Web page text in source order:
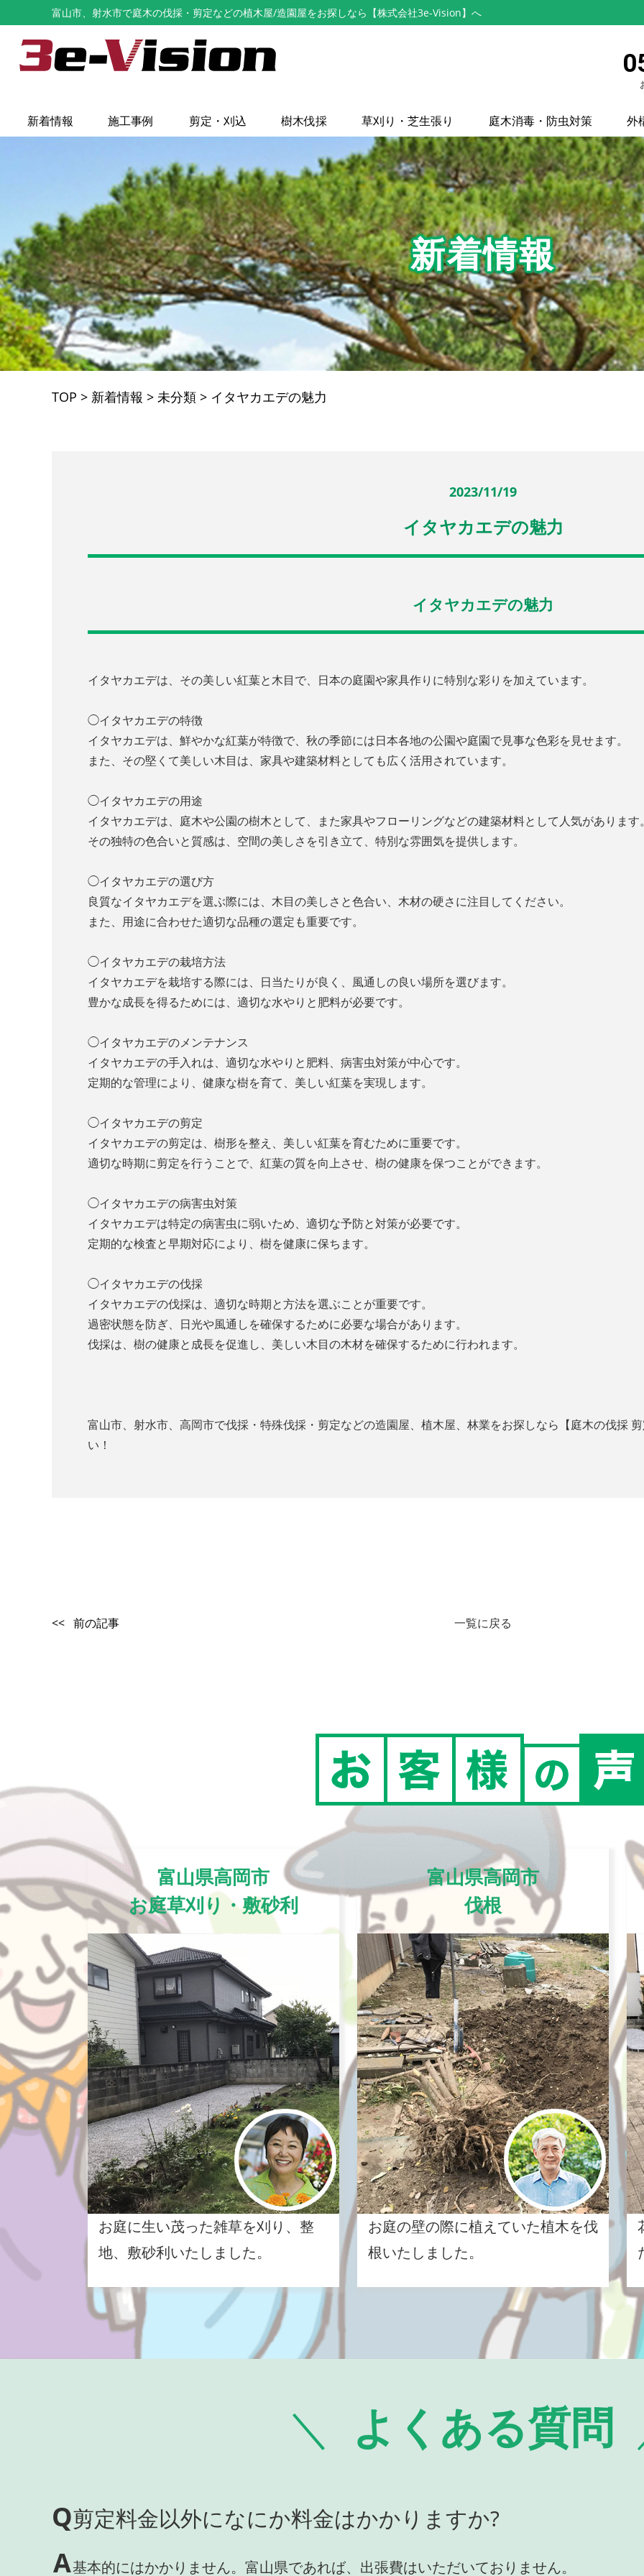
富山市、射水市で庭木の伐採・剪定などの植木屋/造園屋をお探しなら【株式会社3e-Vision】へ
新着情報 施工事例 剪定・刈込 樹木伐採 草刈り・芝生張り 庭木消毒・防虫対策 外
新着情報
TOP > 新着情報 > 未分類 > イタヤカエデの魅力
2023/11/19
イタヤカエデの魅力
イタヤカエデの魅力
イタヤカエデは、その美しい紅葉と木目で、日本の庭園や家具作りに特別な彩りを加えています。
◯イタヤカエデの特徴
イタヤカエデは、鮮やかな紅葉が特徴で、秋の季節には日本各地の公園や庭園で見事な色彩を見せます。
また、その堅くて美しい木目は、家具や建築材料としても広く活用されています。
◯イタヤカエデの用途
イタヤカエデは、庭木や公園の樹木として、また家具やフローリングなどの建築材料として人気があります
その独特の色合いと質感は、空間の美しさを引き立て、特別な雰囲気を提供します。
◯イタヤカエデの選び方
良質なイタヤカエデを選ぶ際には、木目の美しさと色合い、木材の硬さに注目してください。
また、用途に合わせた適切な品種の選定も重要です。
◯イタヤカエデの栽培方法
イタヤカエデを栽培する際には、日当たりが良く、風通しの良い場所を選びます。
豊かな成長を得るためには、適切な水やりと肥料が必要です。
◯イタヤカエデのメンテナンス
イタヤカエデの手入れは、適切な水やりと肥料、病害虫対策が中心です。
定期的な管理により、健康な樹を育て、美しい紅葉を実現します。
◯イタヤカエデの剪定
イタヤカエデの剪定は、樹形を整え、美しい紅葉を育むために重要です。
適切な時期に剪定を行うことで、紅葉の質を向上させ、樹の健康を保つことができます。
◯イタヤカエデの病害虫対策
イタヤカエデは特定の病害虫に弱いため、適切な予防と対策が必要です。
定期的な検査と早期対応により、樹を健康に保ちます。
◯イタヤカエデの伐採
イタヤカエデの伐採は、適切な時期と方法を選ぶことが重要です。
過密状態を防ぎ、日光や風通しを確保するために必要な場合があります。
伐採は、樹の健康と成長を促進し、美しい木目の木材を確保するために行われます。
富山市、射水市、高岡市で伐採・特殊伐採・剪定などの造園屋、植木屋、林業をお探しなら【庭木の伐採
い！
<< 前の記事 一覧に戻る
富山県高岡市
お庭草刈り・敷砂利
お庭に生い茂った雑草を刈り、整
地、敷砂利いたしました。
富山県高岡市
伐根
お庭の壁の際に植えていた植木を伐
根いたしました。
よくある質問
Q剪定料金以外になにか料金はかかりますか?
A基本的にはかかりません。富山県であれば、出張費はいただいておりません。